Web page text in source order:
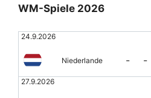
WM-Spiele 2026
24.9.2026
Niederlande - -
27.9.2026